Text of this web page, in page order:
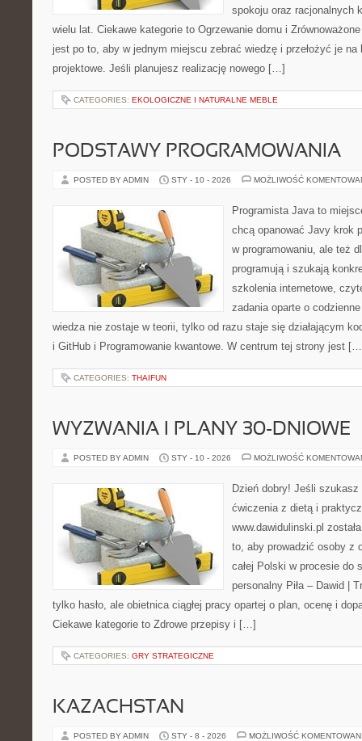
spokoju oraz racjonalnych
wielu lat. Ciekawe kategorie to Ogrzewanie domu i
jest po to, aby w jednym miejscu zebrać wiedzę i przełożyć je na
projektowe. Jeśli planujesz realizację nowego […]
CATEGORIES: EKOLOGICZNE I NATURALNE MEBLE
PODSTAWY PROGRAMOWANIA
POSTED BY ADMIN STY - 10 - 2026 MOŻLIWOŚĆ
Programista Java to
chcą opanować Javy krok
w programowaniu, ale też
programują i szukają
szkolenia internetowe,
zadania oparte o
wiedza nie zostaje w teorii, tylko od razu staje się działającym
i GitHub i Programowanie kwantowe. W centrum tej strony jest
CATEGORIES: THAIFUN
WYZWANIA I PLANY 30-DNIOWE
POSTED BY ADMIN STY - 10 - 2026 MOŻLIWOŚĆ
Dzień dobry! Jeśli
ćwiczenia z dietą i
www.dawidulinski.pl
to, aby prowadzić osoby z
całej Polski w procesie do
personalny Piła – Dawid |
tylko hasło, ale obietnica ciągłej pracy opartej o plan, ocenę i
Ciekawe kategorie to Zdrowe przepisy i […]
CATEGORIES: GRY STRATEGICZNE
KAZACHSTAN
POSTED BY ADMIN STY - 8 - 2026 MOŻLIWOŚĆ